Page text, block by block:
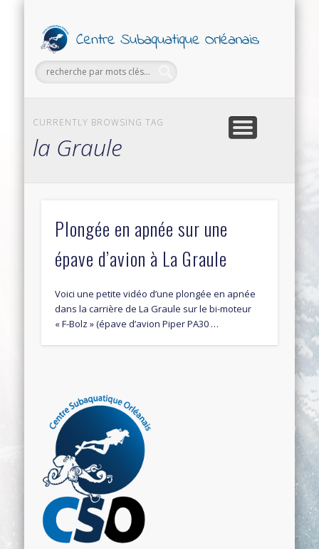
CURRENTLY BROWSING TAG
la Graule
Plongée en apnée sur une
épave d’avion à La Graule
Voici une petite vidéo d’une plongée en apnée
dans la carrière de La Graule sur le bi-moteur
« F-Bolz » (épave d’avion Piper PA30 …